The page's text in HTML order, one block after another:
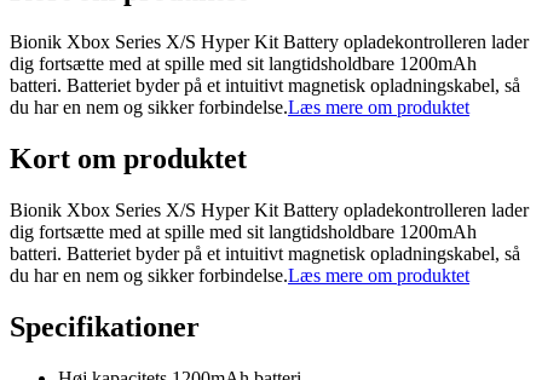
Bionik Xbox Series X/S Hyper Kit Battery opladekontrolleren lader
dig fortsætte med at spille med sit langtidsholdbare 1200mAh
batteri. Batteriet byder på et intuitivt magnetisk opladningskabel, så
du har en nem og sikker forbindelse.Læs mere om produktet
Kort om produktet
Bionik Xbox Series X/S Hyper Kit Battery opladekontrolleren lader
dig fortsætte med at spille med sit langtidsholdbare 1200mAh
batteri. Batteriet byder på et intuitivt magnetisk opladningskabel, så
du har en nem og sikker forbindelse.Læs mere om produktet
Specifikationer